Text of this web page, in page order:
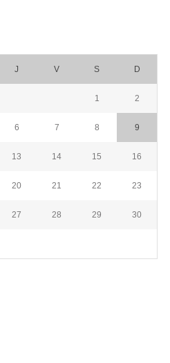
J V S D
1 2
6 7 8 9
13 14 15 16
20 21 22 23
27 28 29 30